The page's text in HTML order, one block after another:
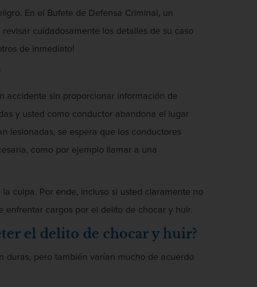
En el Bufete de Defensa Criminal, un
cuidadosamente los detalles de su caso
de inmediato!
accidente sin proporcionar información de
y usted como conductor abandona el lugar
lesionadas, se espera que los conductores
como por ejemplo llamar a una
culpa. Por ende, incluso si usted claramente no
cargos por el delito de chocar y huir.
el delito de chocar y huir?
duras, pero también varían mucho de acuerdo